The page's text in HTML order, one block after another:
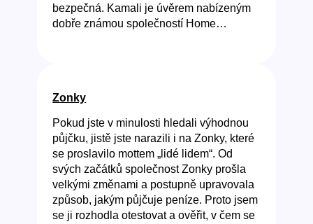
bezpečná. Kamali je úvěrem nabízeným
dobře známou společností Home…
Zonky
Pokud jste v minulosti hledali výhodnou
půjčku, jistě jste narazili i na Zonky, které
se proslavilo mottem „lidé lidem“. Od
svých začátků společnost Zonky prošla
velkými změnami a postupně upravovala
způsob, jakým půjčuje peníze. Proto jsem
se ji rozhodla otestovat a ověřit, v čem se